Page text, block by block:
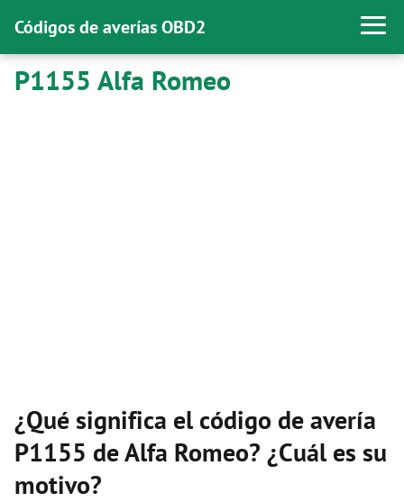
Códigos de averías OBD2
P1155 Alfa Romeo
¿Qué significa el código de avería
P1155 de Alfa Romeo? ¿Cuál es su
motivo?